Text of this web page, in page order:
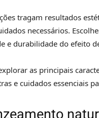
tragam resultados
necessários.
e durabilidade do efeito
as principais
e cuidados essenciais